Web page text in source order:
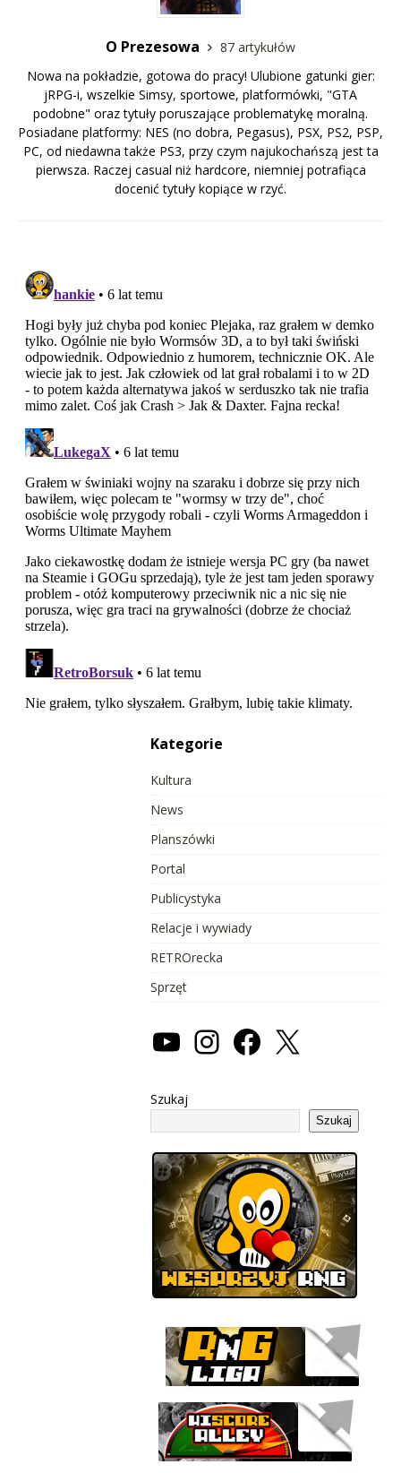
O Prezesowa
87 artykułów
Nowa na pokładzie, gotowa do pracy! Ulubione gatunki gier:
jRPG-i, wszelkie Simsy, sportowe, platformówki, "GTA
podobne" oraz tytuły poruszające problematykę moralną.
Posiadane platformy: NES (no dobra, Pegasus), PSX, PS2, PSP,
PC, od niedawna także PS3, przy czym najukochańszą jest ta
pierwsza. Raczej casual niż hardcore, niemniej potrafiąca
docenić tytuły kopiące w rzyć.
Kategorie
Kultura
News
Planszówki
Portal
Publicystyka
Relacje i wywiady
RETROrecka
Sprzęt
Szukaj
Szukaj